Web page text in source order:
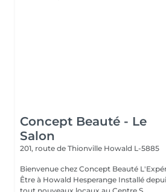
Concept Beauté - Le
Salon
201, route de Thionville Howald L-5885
Bienvenue chez Concept Beauté L'Expérience Beauté & Bien-
Être à Howald Hesperange Installé